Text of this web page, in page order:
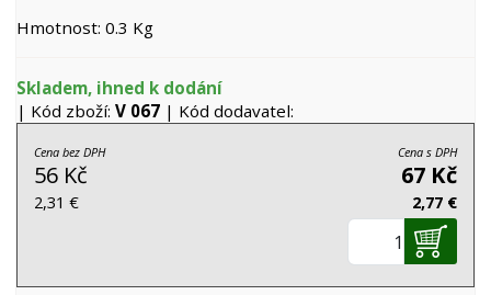
Hmotnost: 0.3 Kg
Skladem, ihned k dodání
| Kód zboží: V 067 | Kód dodavatel:
Cena bez DPH
56 Kč
2,31 €
Cena s DPH
67 Kč
2,77 €